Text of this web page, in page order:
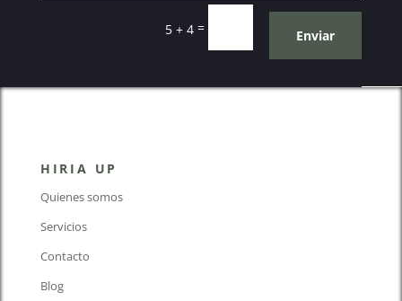
5 + 4 = Enviar
HIRIA UP
Quienes somos
Servicios
Contacto
Blog